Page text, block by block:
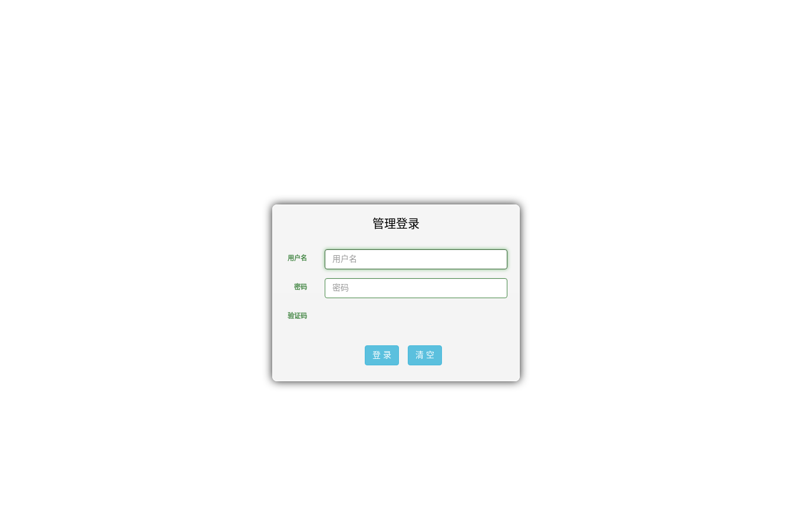
管理登录
用户名
密码
验证码
登 录 清 空